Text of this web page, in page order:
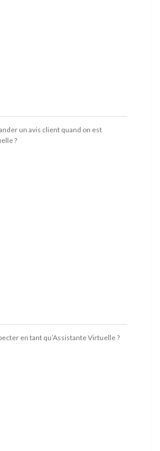
un avis client quand on est
?
en tant qu’Assistante Virtuelle ?